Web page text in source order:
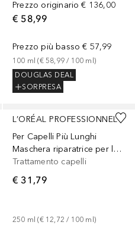
Prezzo originario € 136,00
€ 58,99
Prezzo più basso € 57,99
100 ml (€ 58,99 / 100 ml )
DOUGLAS DEAL
SORPRESA
L’ORÉAL PROFESSIONNEL
Per Capelli Più Lunghi
Maschera riparatrice per lunghezze rovinate
Trattamento capelli
€ 31,79
250 ml (€ 12,72 / 100 ml )